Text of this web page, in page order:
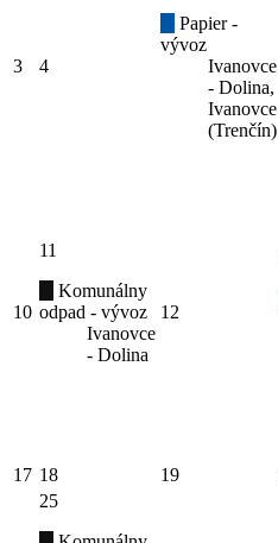
3 4
Papier -
vývoz
Ivanovce
- Dolina,
Ivanovce
(Trenčín)
10
11
Komunálny
odpad - vývoz
Ivanovce
- Dolina
12
17 18 19
25